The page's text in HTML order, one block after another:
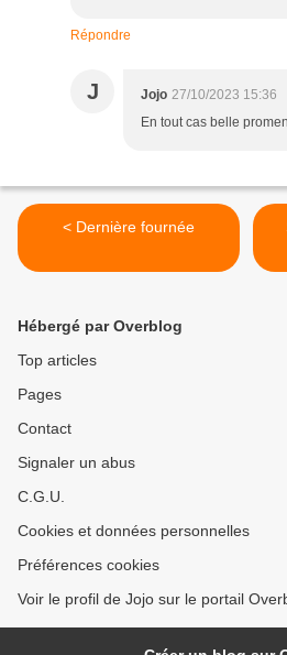
Répondre
J Jojo 27/10/2023 15:36
En tout cas belle
< Dernière fournée
Hébergé par Overblog
Top articles
Pages
Contact
Signaler un abus
C.G.U.
Cookies et données personnelles
Préférences cookies
Voir le profil de Jojo sur le portail